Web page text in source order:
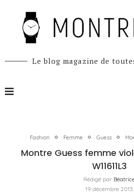
Le blog magazine de
Fashion Femme Guess
Montre Guess femme
W11611L3
Rédigé par
19 décembre 2013